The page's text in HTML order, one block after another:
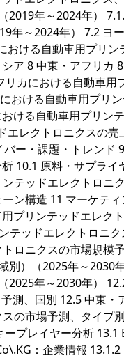
2019年～2024年）
年～2024年） 7.2 ヨ
ける自動車用プリン
ア 8 中東・アフリカ
カにおける自動車用
おける自動車用プリ
ける自動車用プリン
エレクトロニクスの売
ー・課題・トレンド
10.1 原料・サプライ
テッドエレクトロニ
ン構造 11 マーケティ
プリンテッドエレク
テッドエレクトロニ
ロニクスの市場規模
別）（2025年～2030
2025年～2030年）
測、国別 12.5 中東・
の市場予測、タイプ
ープレイヤー分析
：企業情報